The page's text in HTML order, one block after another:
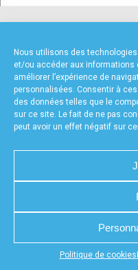
Nous utilisons des
et/ou accéder aux informations
améliorer l’expérience de
personnalisées. Consentir à
des données telles que le
sur ce site. Le fait de ne pas
peut avoir un effet négatif sur
Politique de cookies
Appuyez sur le bouton
CHARTE DE
POLITIQUE DE COOKIES (UE)